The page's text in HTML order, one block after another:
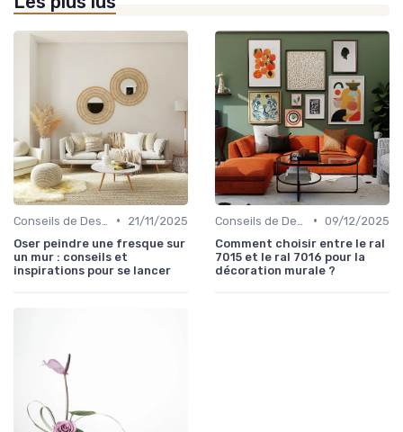
•
21/11/2025
Oser peindre une fresque sur
un mur : conseils et
inspirations pour se lancer
• 09/12/2025
Comment choisir entre le ral
7015 et le ral 7016 pour la
décoration murale ?